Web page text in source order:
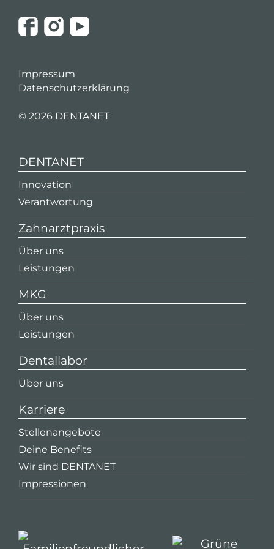
Impressum
Datenschutzerklärung
© 2026 DENTANET
DENTANET
Innovation
Verantwortung
Zahnarztpraxis
Über uns
Leistungen
MKG
Über uns
Leistungen
Dentallabor
Über uns
Karriere
Stellenangebote
Deine Benefits
Wir sind DENTANET
Impressionen